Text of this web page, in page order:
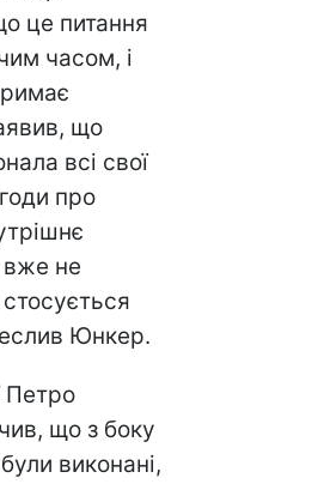
це питання
часом, і
що
всі свої
про
вже не
Юнкер.
Петро
що з боку
виконані,